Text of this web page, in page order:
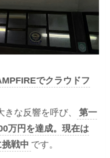
でクラウドフ
な反響を呼び、
第一
万円を達成。現在は
戦中 です。